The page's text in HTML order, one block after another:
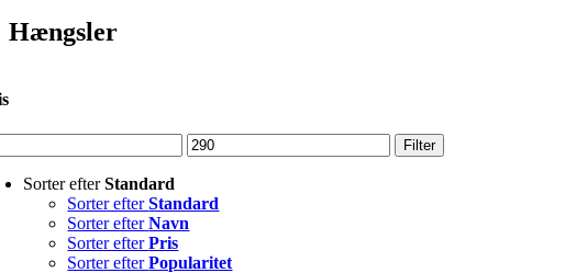
Hængsler
Højeste
pris
Filter
Sorter efterStandard
Sorter efterStandard
Sorter efterNavn
Sorter efterPris
Sorter efterPopularitet